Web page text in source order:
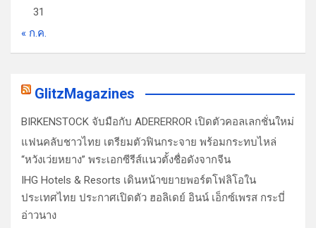
31
« ก.ค.
GlitzMagazines
BIRKENSTOCK จับมือกับ ADERERROR เปิดตัวคอลเลกชั่นใหม่
แฟนคลับชาวไทย เตรียมตัวฟินกระจาย พร้อมกระทบไหล่
“หวังเว่ยหยาง” พระเอกซีรีส์แนวตั้งชื่อดังจากจีน
IHG Hotels & Resorts เดินหน้าขยายพอร์ตโฟลิโอใน
ประเทศไทย ประกาศเปิดตัว ฮอลิเดย์ อินน์ เอ็กซ์เพรส กระบี่
อ่าวนาง